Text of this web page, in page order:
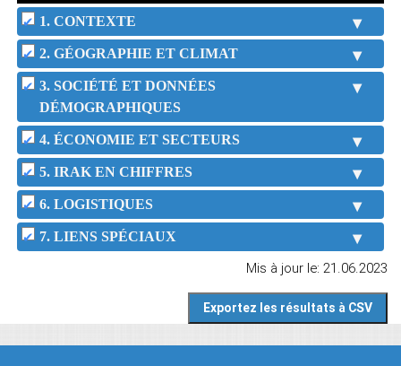
1. CONTEXTE
2. GÉOGRAPHIE ET CLIMAT
3. SOCIÉTÉ ET DONNÉES
DÉMOGRAPHIQUES
4. ÉCONOMIE ET SECTEURS
5. IRAK EN CHIFFRES
6. LOGISTIQUES
7. LIENS SPÉCIAUX
Mis à jour le: 21.06.2023